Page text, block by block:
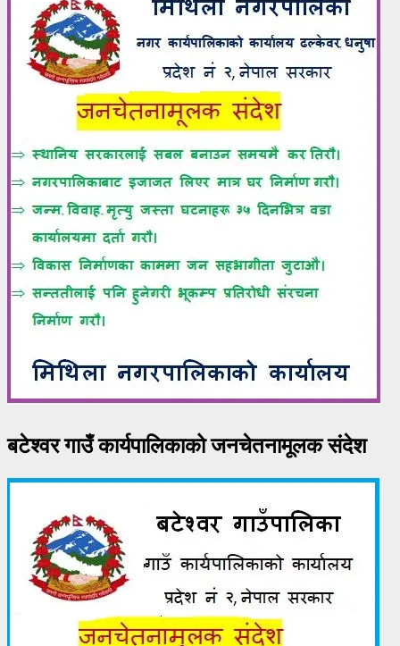
बटेश्वर गाउँ कार्यपालिकाको जनचेतनामूलक संदेश